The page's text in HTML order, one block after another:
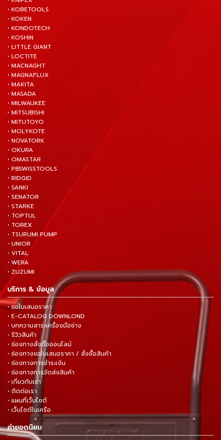
• KOBETOOLS
• KOKEN
• KONDOTECH
• KOSHIN
• LITTLE GIANT
• LOCTITE
• MACNAGHT
• MAGNAFLUX
• MAKITA
• MASADA
• MILWAUKEE
• MITSUBISHI
• MITUTOYO
• MOLYKOTE
• NOVATORK
• OKURA
• OMASTAR
• PBSWISSTOOLS
• RIDGID
• SANKI
• SENATOR
• STARKE
• TOPTUL
• TOREX
• TSURUMI PUMP
• UNIOR
• VITAL
• WERA
• ZUZUMI
บริการ & ข้อมูล
• ขอใบเสนอราคา
• E-CATALOG DOWNLOND
• บทความสาระเครื่องมือช่าง
• รีวิวสินค้า
• ช่องทางสั่งซื้อออนไลน์
• ช่องทางขอใบเสนอราคา / สั่งซื้อสินค้า
• ช่องทางการชำระเงิน
• ช่องทางการจัดส่งสินค้า
• เกี่ยวกับเรา
• ติดต่อเรา
• แผนที่เว็บไซต์
• เว็บไซต์ในเครือ
คำยอดนิยม